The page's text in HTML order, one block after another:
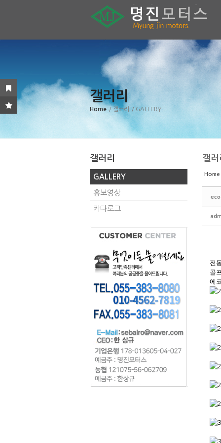
갤러리
Home / 갤러리 / GALLERY
갤러리
GALLERY
홍보영상
카다로그
갤러
Home
전
골
에
Sketchbook5, 스케치북5
Sketchbook5, 스케치북5
Sketchbook5, 스케치북5
Sketchbook5, 스케치북5